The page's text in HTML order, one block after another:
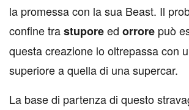
la promessa con la sua Beast. Il
confine trastuporeed orrore può
questa creazione lo oltrepassa con
superiore a quella di una supercar.
La base di partenza di questo